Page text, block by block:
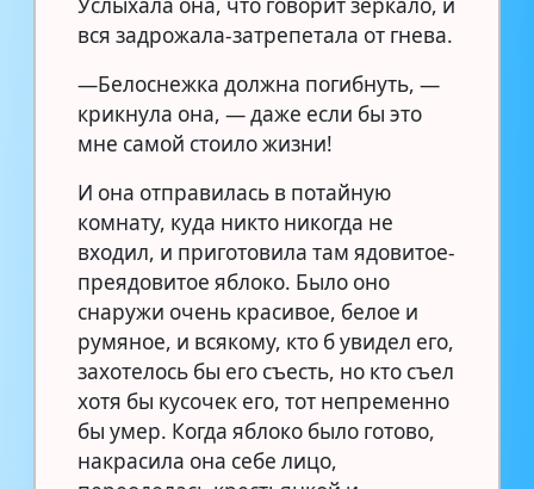
вся задрожала-затрепетала от гнева.
—Белоснежка должна погибнуть, —
крикнула она, — даже если бы это
мне самой стоило жизни!
И она отправилась в потайную
комнату, куда никто никогда не
входил, и приготовила там ядовитое-
преядовитое яблоко. Было оно
снаружи очень красивое, белое и
румяное, и всякому, кто б увидел его,
захотелось бы его съесть, но кто съел
хотя бы кусочек его, тот непременно
бы умер. Когда яблоко было готово,
накрасила она себе лицо,